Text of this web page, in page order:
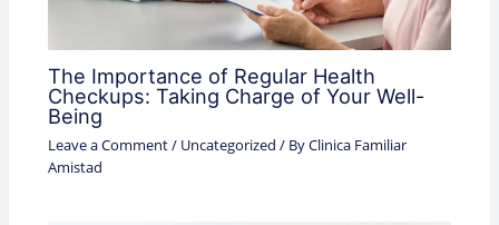
The Importance of Regular Health
Checkups: Taking Charge of Your Well-
Being
Leave a Comment/ Uncategorized / ByClinica Familiar
Amistad